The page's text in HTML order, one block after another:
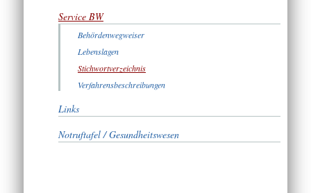
Service BW
Behördenwegweiser
Lebenslagen
Stichwortverzeichnis
Verfahrensbeschreibungen
Links
Notruftafel / Gesundheitswesen